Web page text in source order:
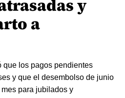
y
a
que los pagos pendientes
y que el desembolso de junio
para jubilados y